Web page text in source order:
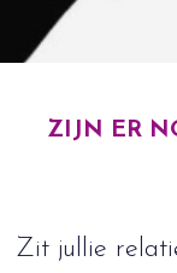
ZIJN ER
Zit jullie